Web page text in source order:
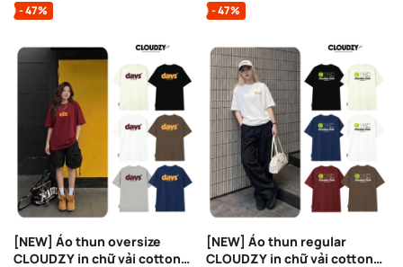
- 47%
- 47%
[NEW] Áo thun oversize
CLOUDZY in chữ vải cotton
[NEW] Áo thun regular
CLOUDZY in chữ vải cotton